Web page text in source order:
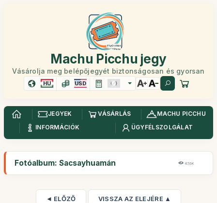
Machu Picchu jegy
Vásárolja meg belépőjegyét biztonságosan és gyorsan
HU USD
JEGYEK VÁSÁRLÁS
MACHU PICCHU
INFORMÁCIÓK
ÜGYFÉLSZOLGÁLAT
Fotóalbum: Sacsayhuamán 47,6K
◄ ELŐZŐ VISSZA AZ ELEJÉRE ▲